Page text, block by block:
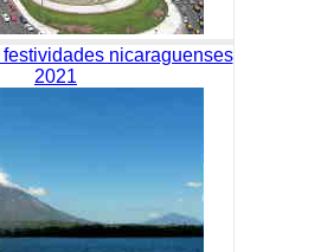
nicaraguenses
2021